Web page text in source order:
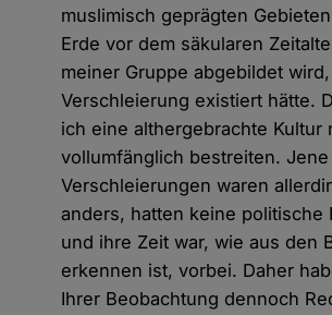
muslimisch geprägten
Erde vor dem säkularen
meiner Gruppe abgebildet
Verschleierung existiert hätte.
ich eine althergebrachte Kultur
vollumfänglich bestreiten. Jene
Verschleierungen waren
anders, hatten keine politische
und ihre Zeit war, wie aus den
erkennen ist, vorbei. Daher
Ihrer Beobachtung dennoch